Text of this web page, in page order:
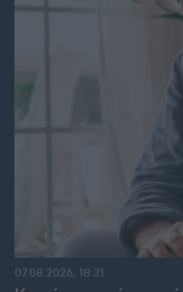
07.08.2026, 18:31